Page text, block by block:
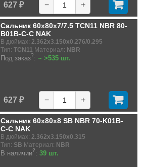
627 ₽ − +
Сальник 60x80x7/7.5 TCN11 NBR 80-
B01B-C-C NAK
В дюймах: 2.362x3.150x0.276/0.295
Тип: TCN11 Материал: NBR
Под заказ?: ~ >535 шт.
627 ₽ − +
Сальник 60x80x8 SB NBR 70-K01B-
C-C NAK
В дюймах: 2.362x3.150x0.315
Тип: SB Материал: NBR
В наличии?: 39 шт.